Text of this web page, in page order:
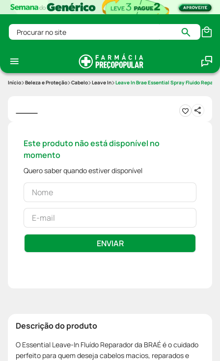
Procurar no site
Beleza e Proteção Cabelo Leave In Leave In Brae Essential Spray Fluido
Este produto não está disponível no
momento
Quero saber quando estiver disponível
ENVIAR
Descrição do produto
O Essential Leave-In Fluído Reparador da BRAÉ é o cuidado
perfeito para quem deseja cabelos macios, reparados e